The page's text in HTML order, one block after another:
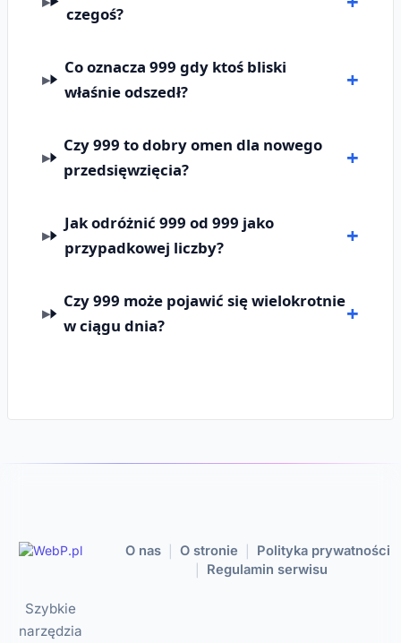
czegoś?
Co oznacza 999 gdy ktoś bliski
właśnie odszedł?
Czy 999 to dobry omen dla nowego
przedsięwzięcia?
Jak odróżnić 999 od 999 jako
przypadkowej liczby?
Czy 999 może pojawić się wielokrotnie
w ciągu dnia?
Szybkie
narzędzia
O nas O stronie Polityka prywatności
Regulamin serwisu